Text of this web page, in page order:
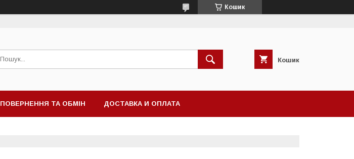
Кошик
Кошик
ПОВЕРНЕННЯ ТА ОБМІН ДОСТАВКА И ОПЛАТА